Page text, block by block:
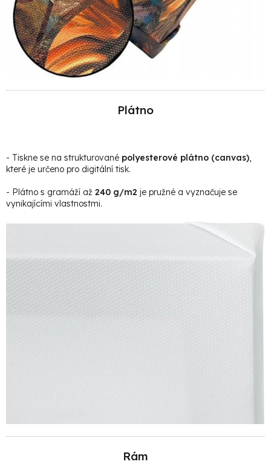
Plátno
- Tiskne se na strukturované polyesterové plátno (canvas),
které je určeno pro digitální tisk.
- Plátno s gramáží až 240 g/m2 je pružné a vyznačuje se
vynikajícími vlastnostmi.
Rám